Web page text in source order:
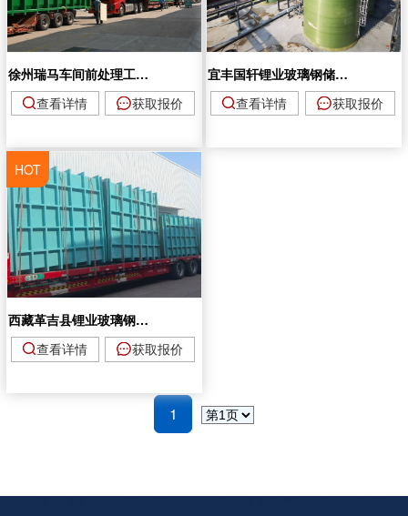
徐州瑞马车间前处理工艺槽、后处理工艺槽项目
查看详情
获取报价
宜丰国轩锂业玻璃钢储罐项目
查看详情
获取报价
HOT
西藏革吉县锂业玻璃钢槽体项目
查看详情
获取报价
1